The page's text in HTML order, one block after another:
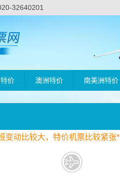
32640201
价 澳洲特价 南美洲特价
变动比较大，特价机票比较紧张*